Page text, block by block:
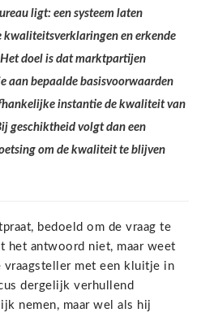
ligt: een systeem laten
en erkende
doel is dat marktpartijen
aan bepaalde basisvoorwaarden
instantie de kwaliteit van
geschiktheid volgt dan een
om de kwaliteit te blijven
bedoeld om de vraag te
het antwoord niet, maar weet
met een kluitje in
dergelijk verhullend
nemen, maar wel als hij